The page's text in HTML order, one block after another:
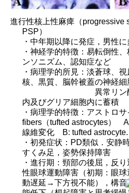
進行性核上性麻痺（progressive
PSP）
・中年期以降に発症，男性
・神経学的特徴：易転倒性
ンソニズム、認知症など
・病理学的所見：淡蒼球、
核、黒質、脳幹被蓋の神経細
異常リン酸化タ
内及びグリア細胞内に蓄積
・病理学的特徴：アストロ
fibers （tufted astrocytes）
線維変化
B: tufted astrocyte.
・初発症状： PD類似．安静
すくみ足，姿勢保持障害
・進行期：頸部の後屈，反
性眼球運動障害（初期：眼
動遅延→下方視不能），構音